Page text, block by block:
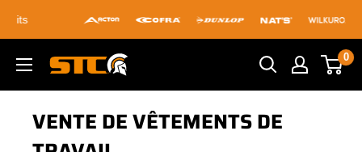
contenu
STC
Footwear
0
VENTE DE VÊTEMENTS DE